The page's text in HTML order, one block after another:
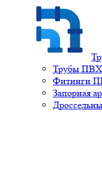
Трубы ПВХ
Фитинги
Запорная